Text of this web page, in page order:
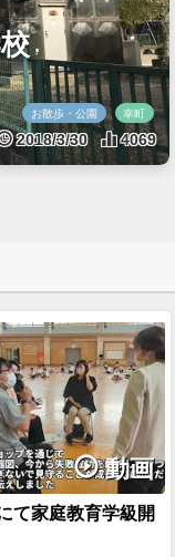
お散歩・公園 幸町
2018/3/30 4069
動画
て家庭教育学級開